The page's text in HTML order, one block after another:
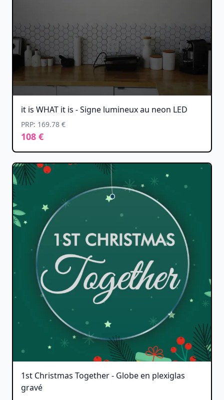
it is WHAT it is - Signe lumineux au neon LED
PRP: 169.78 €
108 €
1st Christmas Together - Globe en plexiglas
gravé